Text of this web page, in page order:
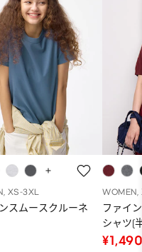
XS-3XL
スムースクルーネ
WOMEN,
ファイ
シャツ(